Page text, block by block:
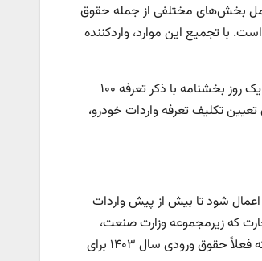
بخش‌های مختلفی از جمله حقوق
با تجمیع این موارد، واردکننده
با این حال مشخص نیست در دستگاه‌های اجرایی کشور دقیقاً چه فرایندی در حال رخ دادن است که یک روز بخشنامه با ذکر تعرفه ۱۰۰
تکلیف تعرفه واردات خودرو،
تعرفه ۱۰۰ درصدی برای واردات خودرو اعمال شود تا بیش از پیش واردات
که زیرمجموعه وزارت صنعت،
معدن و تجارت است از این بخشنامه عقب نشینی کرد و با صدور ابلاغیه جدیدی به گمرک تاکید کرد که فعلاً حقوق ورودی سال ۱۴۰۳ برای